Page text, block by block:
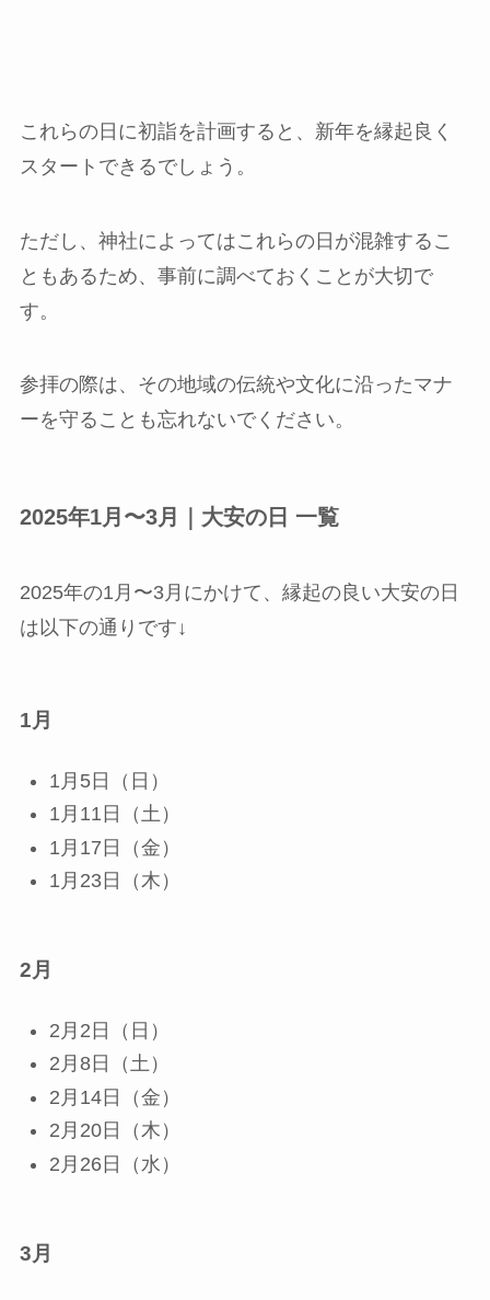
これらの日に初詣を計画すると、新年を縁起良く
スタートできるでしょう。
ただし、神社によってはこれらの日が混雑するこ
ともあるため、事前に調べておくことが大切で
す。
参拝の際は、その地域の伝統や文化に沿ったマナ
ーを守ることも忘れないでください。
2025年1月〜3月｜大安の日 一覧
2025年の1月〜3月にかけて、縁起の良い大安の日
は以下の通りです↓
1月
1月5日（日）
1月11日（土）
1月17日（金）
1月23日（木）
2月
2月2日（日）
2月8日（土）
2月14日（金）
2月20日（木）
2月26日（水）
3月